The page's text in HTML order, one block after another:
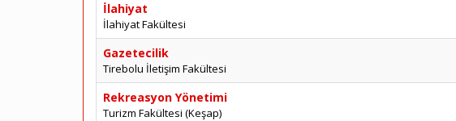
İlahiyat
İlahiyat Fakültesi
Gazetecilik
Tirebolu İletişim Fakültesi
Rekreasyon Yönetimi
Turizm Fakültesi (Keşap)